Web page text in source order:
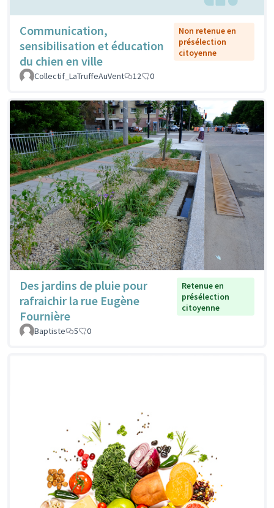
Communication,
sensibilisation et éducation
du chien en ville
Non retenue en
présélection
citoyenne
Collectif_LaTruffeAuVent 12 0
Des jardins de pluie pour
rafraichir la rue Eugène
Fournière
Retenue en
présélection
citoyenne
Baptiste 5 0